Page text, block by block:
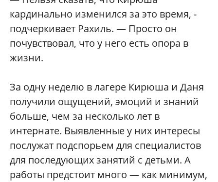
кардинально изменился за это время, -
подчеркивает Рахиль. — Просто он
почувствовал, что у него есть опора в
жизни.
За одну неделю в лагере Кирюша и Даня
получили ощущений, эмоций и знаний
больше, чем за несколько лет в
интернате. Выявленные у них интересы
послужат подспорьем для специалистов
для последующих занятий с детьми. А
работы предстоит много — как минимум,